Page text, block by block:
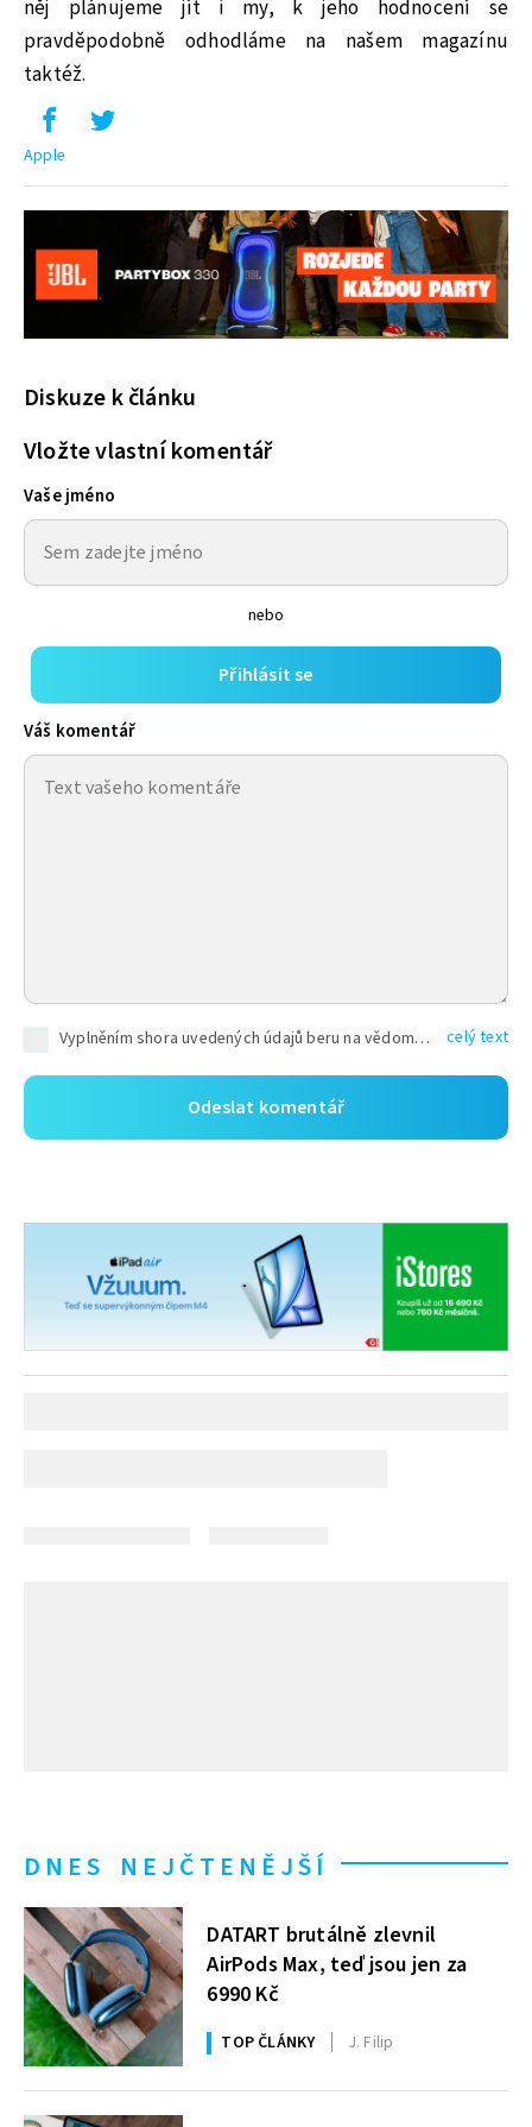
něj plánujeme jít i my, k jeho hodnocení se
pravděpodobně odhodláme na našem magazínu
taktéž.
Apple
Diskuze k článku
Vložte vlastní komentář
Vaše jméno
nebo
Přihlásit se
Váš komentář
Vyplněním shora uvedených údajů beru na vědomí, že společnost TEXT FACTORY s.r.o., sídlem Brno, Durďákova 336/29, Černá Pole, PSČ: 613 00, IČ: 06157831, zapsané u Krajského soudu v Brně, oddíl C, vložka 100399, bude zpracovávat mé osobní údaje uvedené v rámci mnou vyplněného registračního formuláře na základě oprávněných zájmů TEXT FACTORY s.r.o. dle čl. 6 odst. 1 písm. f) GDPR a pro splnění právních povinností (čl. 6 odst. 1 písm. c) GDPR), a to pro tyto účely: nezbytnost zajistit oprávnění návštěvníka webových stránek provozovaných společností TEXT FACTORY s.r.o. přispívat aktivně ke zveřejněným článkům nebo v rámci diskusních fór a výkon práv TEXT FACTORY s.r.o. jako administrátora těchto diskusních fór. Více informací o zpracování osobních údajů a právech lze nalézt v celý text
DNES NEJČTENĚJŠÍ
DATART brutálně zlevnil
AirPods Max, teď jsou jen za
6990 Kč
TOP ČLÁNKY J. Filip